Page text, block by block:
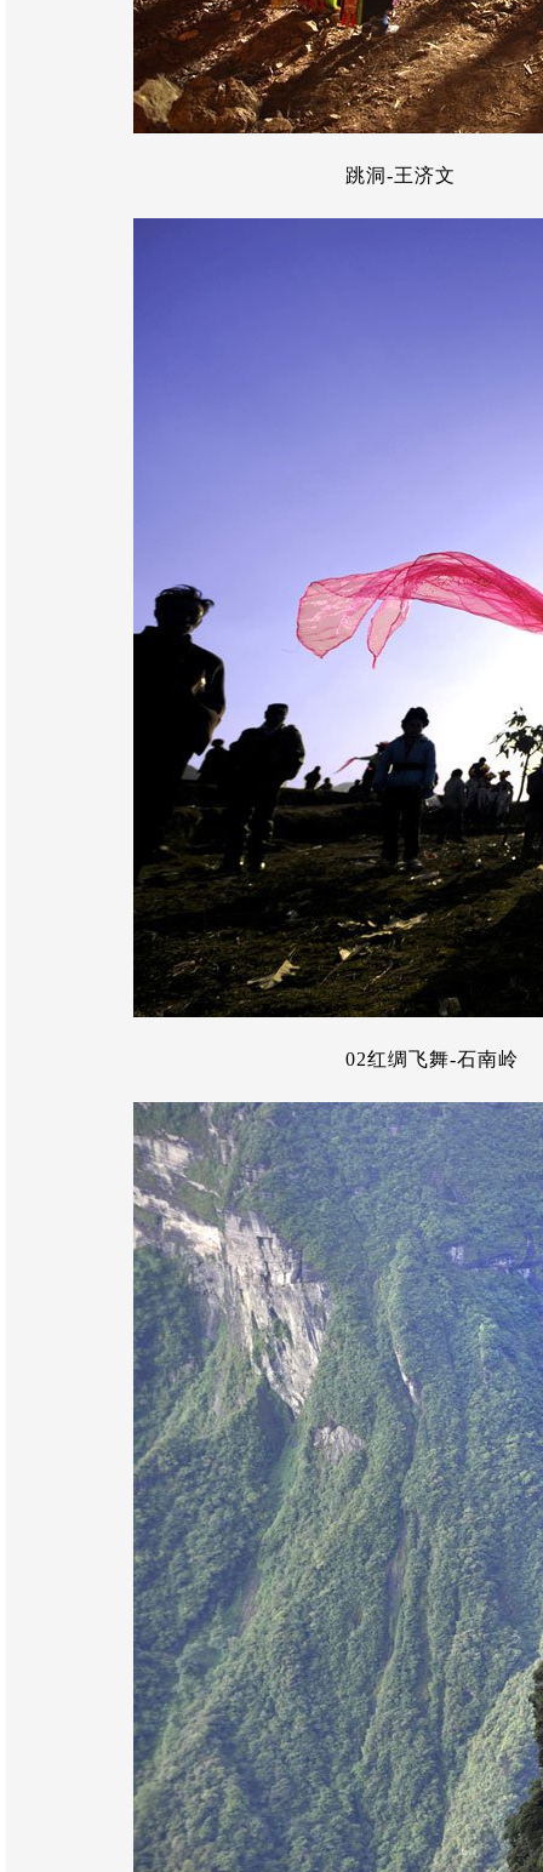
跳洞-王济文
02红绸飞舞-石南岭